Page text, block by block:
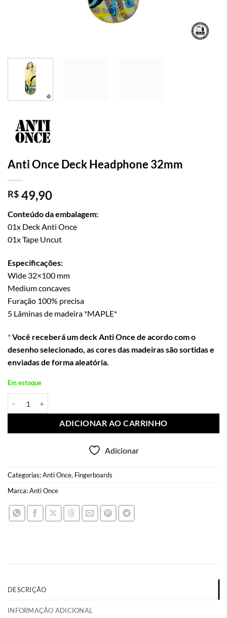
Anti Once Deck Headphone 32mm
R$ 49,90
Conteúdo da embalagem:
01x Deck Anti Once
01x Tape Uncut
Especificações:
Wide 32×100 mm
Medium concaves
Furação 100% precisa
5 Lâminas de madeira *MAPLE*
*Você receberá um deck Anti Once de acordo com o
desenho selecionado, as cores das madeiras são sortidas e
enviadas de forma aleatória.
Em estoque
ADICIONAR AO CARRINHO
Adicionar
Categorias:Anti Once, Fingerboards
Marca:Anti Once
DESCRIÇÃO
INFORMAÇÃO ADICIONAL